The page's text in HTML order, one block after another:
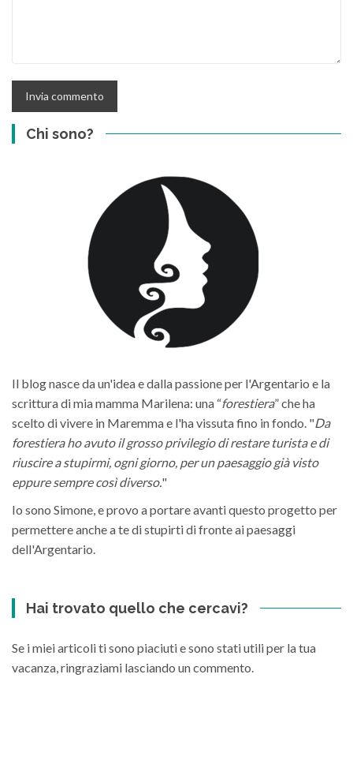
Chi sono?
Il blog nasce da un'idea e dalla passione per l'Argentario e la
scrittura di mia mamma Marilena: una “forestiera” che ha
scelto di vivere in Maremma e l'ha vissuta fino in fondo. "Da
forestiera ho avuto il grosso privilegio di restare turista e di
riuscire a stupirmi, ogni giorno, per un paesaggio già visto
eppure sempre così diverso."
Io sono Simone, e provo a portare avanti questo progetto per
permettere anche a te di stupirti di fronte ai paesaggi
dell'Argentario.
Hai trovato quello che cercavi?
Se i miei articoli ti sono piaciuti e sono stati utili per la tua
vacanza, ringraziami lasciando un commento.